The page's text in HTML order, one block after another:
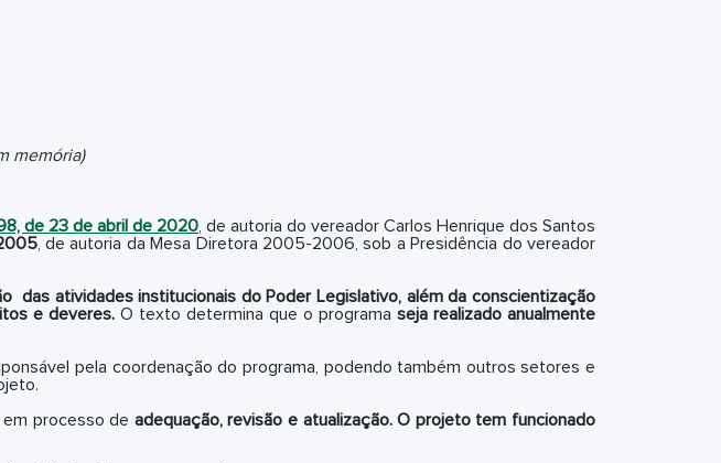
memória)
de 23 de abril de 2020 , de autoria do vereador Carlos Henrique dos Santos
, de autoria da Mesa Diretora 2005-2006, sob a Presidência do vereador
das atividades institucionais do Poder Legislativo, além da conscientização
e deveres.O texto determina que o programaseja realizado anualmente
pela coordenação do programa, podendo também outros setores e
processo de adequação, revisão e atualização. O projeto tem funcionado